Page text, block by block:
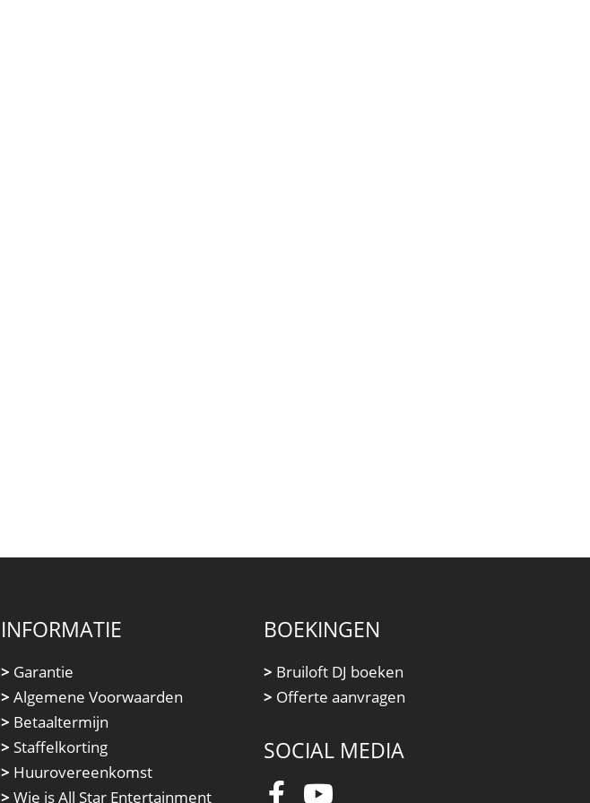
INFORMATIE
> Garantie
> Algemene Voorwaarden
> Betaaltermijn
> Staffelkorting
> Huurovereenkomst
> Wie is All Star Entertainment
BOEKINGEN
> Bruiloft DJ boeken
> Offerte aanvragen
SOCIAL MEDIA